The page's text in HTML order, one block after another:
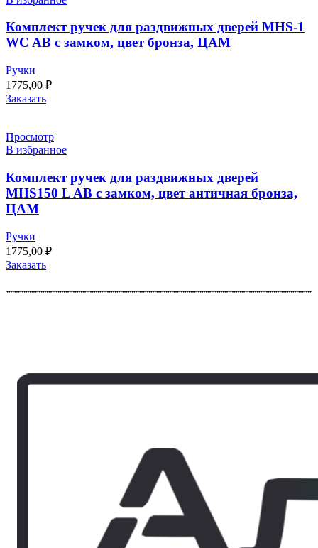
Комплект ручек для раздвижных дверей MHS-1
WC AB с замком, цвет бронза, ЦАМ
Ручки
1775,00 ₽
Заказать
Просмотр
В избранное
Комплект ручек для раздвижных дверей
MHS150 L AB с замком, цвет античная бронза,
ЦАМ
Ручки
1775,00 ₽
Заказать